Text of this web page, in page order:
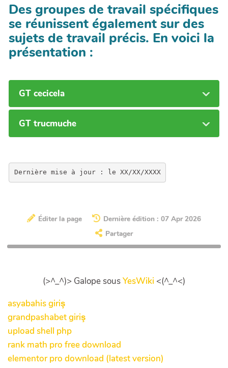
Des groupes de travail spécifiques
se réunissent également sur des
sujets de travail précis. En voici la
présentation :
GT cecicela
GT trucmuche
Dernière mise à jour : le XX/XX/XXXX
Éditer la page
Dernière édition : 07 Apr 2026
Partager
(>^_^)> Galope sousYesWiki <(^_^<)
asyabahis giriş
grandpashabet giriş
upload shell php
rank math pro free download
elementor pro download (latest version)